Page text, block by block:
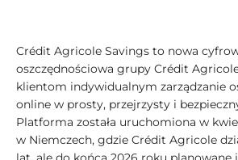
Crédit Agricole Savings to nowa
oszczędnościowa grupy Crédit
klientom indywidualnym zarządzanie
online w prosty, przejrzysty i
Platforma została uruchomiona w
w Niemczech, gdzie Crédit Agricole